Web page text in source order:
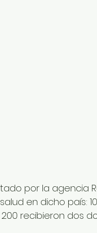
por la agencia
en dicho país:
recibieron dos